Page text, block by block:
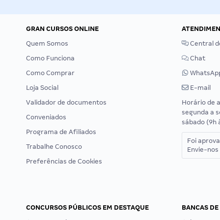
GRAN CURSOS ONLINE
Quem Somos
Como Funciona
Como Comprar
Loja Social
Validador de documentos
Conveniados
Programa de Afiliados
Trabalhe Conosco
Preferências de Cookies
Central
Chat
E-mail
Horário de
segunda a
sábado (9h
Foi
Envie-
CONCURSOS PÚBLICOS EM DESTAQUE
BANCAS